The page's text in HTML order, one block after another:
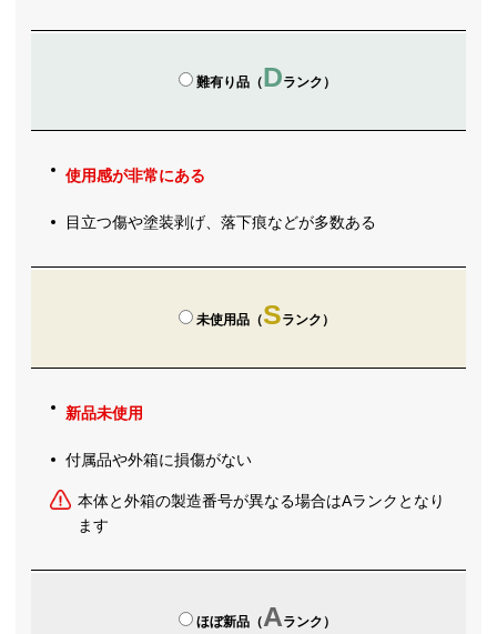
難有り品（Dランク）
使用感が非常にある
目立つ傷や塗装剥げ、落下痕などが多数ある
未使用品（Sランク）
新品未使用
付属品や外箱に損傷がない
本体と外箱の製造番号が異なる場合はAランクとなり
ます
ほぼ新品（Aランク）